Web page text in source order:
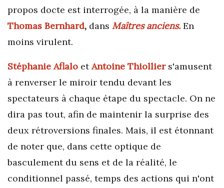
propos docte est interrogée, à la manière de
Thomas Bernhard, dans Maîtres anciens.En
moins virulent.
Stéphanie Aflalo etAntoine Thiollier s'amusent
à renverser le miroir tendu devant les
spectateurs à chaque étape du spectacle. On ne
dira pas tout, afin de maintenir la surprise des
deux rétroversions finales. Mais, il est étonnant
de noter que, dans cette optique de
basculement du sens et de la réalité, le
conditionnel passé, temps des actions qui n'ont